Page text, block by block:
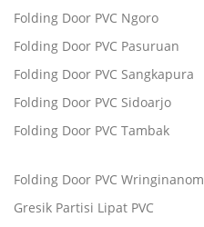
Folding Door PVC Ngoro
Folding Door PVC Pasuruan
Folding Door PVC Sangkapura
Folding Door PVC Sidoarjo
Folding Door PVC Tambak
Folding Door PVC Wringinanom
Gresik Partisi Lipat PVC